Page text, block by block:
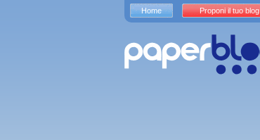
Home Proponi il tuo blog